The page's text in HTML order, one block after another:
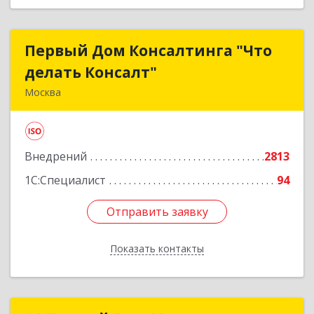
Первый Дом Консалтинга "Что
делать Консалт"
Москва
Внедрений
2813
1С:Специалист
94
Отправить заявку
Показать контакты
Первый Дом Консалтинга "Что
Отправить заявку
Назад